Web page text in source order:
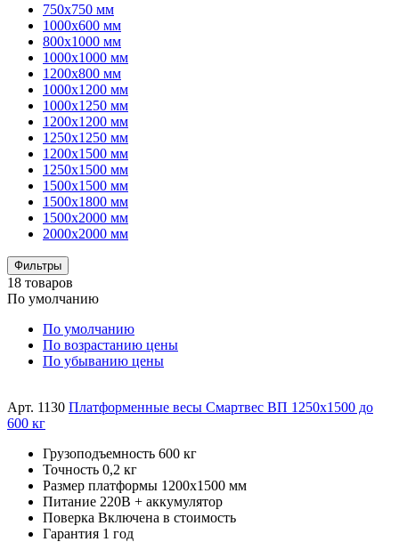
750х750 мм
1000х600 мм
800х1000 мм
1000х1000 мм
1200х800 мм
1000х1200 мм
1000х1250 мм
1200х1200 мм
1250х1250 мм
1200х1500 мм
1250х1500 мм
1500х1500 мм
1500х1800 мм
1500х2000 мм
2000х2000 мм
Фильтры
18 товаров
По умолчанию
По умолчанию
По возрастанию цены
По убыванию цены
Арт. 1130 Платформенные весы Смартвес ВП 1250x1500 до
600 кг
Грузоподъемность 600 кг
Точность 0,2 кг
Размер платформы 1200х1500 мм
Питание 220В + аккумулятор
Поверка Включена в стоимость
Гарантия 1 год